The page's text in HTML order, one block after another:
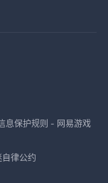
息保护规则 - 网易游戏
律公约